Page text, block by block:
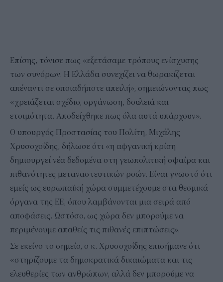
Επίσης, τόνισε πως «εξετάσαμε τρόπους ενίσχυσης
των συνόρων. Η Ελλάδα συνεχίζει να θωρακίζεται
απέναντι σε οποιαδήποτε απειλή», σημειώνοντας πως
«χρειάζεται σχέδιο, οργάνωση, δουλειά και
ετοιμότητα. Αποδείχθηκε πως όλα αυτά υπάρχουν».
Ο υπουργός Προστασίας του Πολίτη, Μιχάλης
Χρυσοχοΐδης, δήλωσε ότι «η αφγανική κρίση
δημιουργεί νέα δεδομένα στη γεωπολιτική σφαίρα και
πιθανότητες μεταναστευτικών ροών. Είναι γνωστό ότι
εμείς ως ευρωπαϊκή χώρα συμμετέχουμε στα θεσμικά
όργανα της ΕΕ, όπου λαμβάνονται μια σειρά από
αποφάσεις. Ωστόσο, ως χώρα δεν μπορούμε να
περιμένουμε απαθείς τις πιθανές επιπτώσεις».
Σε εκείνο το σημείο, ο κ. Χρυσοχοΐδης επισήμανε ότι
«στηρίζουμε τα δημοκρατικά δικαιώματα και τις
ελευθερίες των ανθρώπων, αλλά δεν μπορούμε να